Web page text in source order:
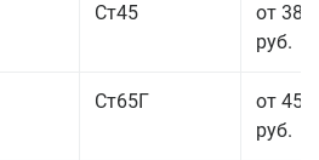
Ст45
от 38
руб.
Ст65Г
от 45
руб.